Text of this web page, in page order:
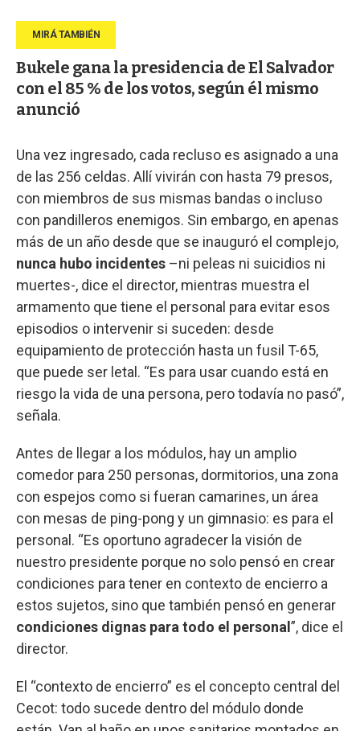
Bukele gana la presidencia de El Salvador
con el 85 % de los votos, según él mismo
anunció
Una vez ingresado, cada recluso es asignado a una
de las 256 celdas. Allí vivirán con hasta 79 presos,
con miembros de sus mismas bandas o incluso
con pandilleros enemigos. Sin embargo, en apenas
más de un año desde que se inauguró el complejo,
nunca hubo incidentes –ni peleas ni suicidios ni
muertes-, dice el director, mientras muestra el
armamento que tiene el personal para evitar esos
episodios o intervenir si suceden: desde
equipamiento de protección hasta un fusil T-65,
que puede ser letal. “Es para usar cuando está en
riesgo la vida de una persona, pero todavía no pasó”,
señala.
Antes de llegar a los módulos, hay un amplio
comedor para 250 personas, dormitorios, una zona
con espejos como si fueran camarines, un área
con mesas de ping-pong y un gimnasio: es para el
personal. “Es oportuno agradecer la visión de
nuestro presidente porque no solo pensó en crear
condiciones para tener en contexto de encierro a
estos sujetos, sino que también pensó en generar
condiciones dignas para todo el personal ”, dice el
director.
El “contexto de encierro” es el concepto central del
Cecot: todo sucede dentro del módulo donde